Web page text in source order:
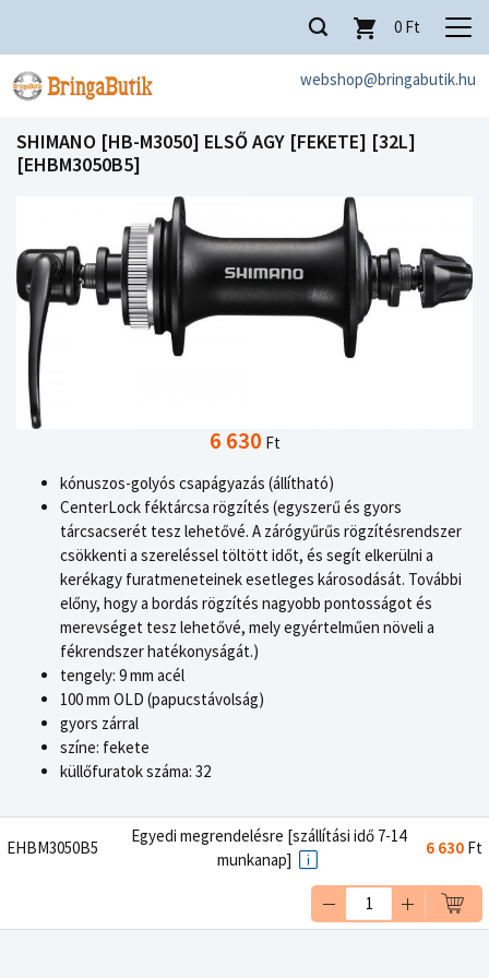
webshop@bringabutik.hu
0 Ft
SHIMANO [HB-M3050] ELSŐ AGY [FEKETE] [32L]
[EHBM3050B5]
6 630 Ft
kónuszos-golyós csapágyazás (állítható)
CenterLock féktárcsa rögzítés (egyszerű és gyors
tárcsacserét tesz lehetővé. A zárógyűrűs rögzítésrendszer
csökkenti a szereléssel töltött időt, és segít elkerülni a
kerékagy furatmeneteinek esetleges károsodását. További
előny, hogy a bordás rögzítés nagyobb pontosságot és
merevséget tesz lehetővé, mely egyértelműen növeli a
fékrendszer hatékonyságát.)
tengely: 9 mm acél
100 mm OLD (papucstávolság)
gyors zárral
színe: fekete
küllőfuratok száma: 32
EHBM3050B5
Egyedi megrendelésre [szállítási idő 7-14
munkanap]
6 630 Ft